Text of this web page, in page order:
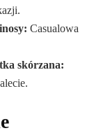
Casualowa
skórzana: